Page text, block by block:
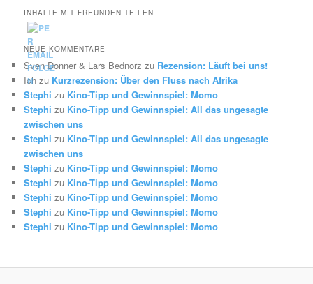
INHALTE MIT FREUNDEN TEILEN
NEUE KOMMENTARE
Sven Donner & Lars Bednorz zu Rezension: Läuft bei uns!
Ich zu Kurzrezension: Über den Fluss nach Afrika
Stephi zu Kino-Tipp und Gewinnspiel: Momo
Stephi zu Kino-Tipp und Gewinnspiel: All das ungesagte
zwischen uns
Stephi zu Kino-Tipp und Gewinnspiel: All das ungesagte
zwischen uns
Stephi zu Kino-Tipp und Gewinnspiel: Momo
Stephi zu Kino-Tipp und Gewinnspiel: Momo
Stephi zu Kino-Tipp und Gewinnspiel: Momo
Stephi zu Kino-Tipp und Gewinnspiel: Momo
Stephi zu Kino-Tipp und Gewinnspiel: Momo